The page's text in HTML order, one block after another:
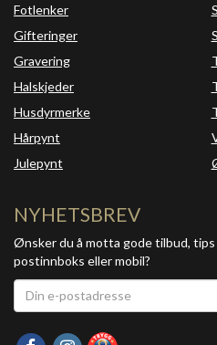
Fotlenker
Gifteringer
Gravering
Halskjeder
Husdyrmerke
Hårpynt
Julepynt
NYHETSBREV
Ønsker du å motta gode tilbud,
postinnboks eller mobil?